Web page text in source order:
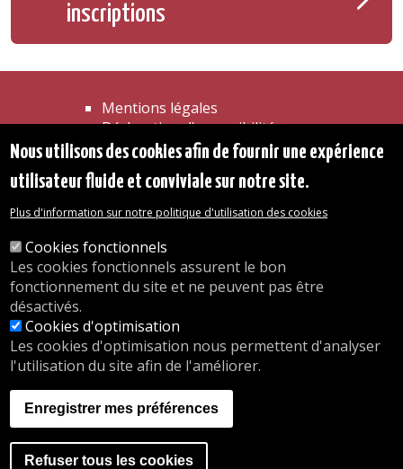
inscriptions
Mentions légales
Déclaration d'accessibilité
Transparence
Les services de l'administration
Organigramme
© 2026 Commune d'Auderghem
Rue Emile Idiers 12 - 1160 Auderghem
Tel. : 02/676.48.11.
Nos heures d'ouverture
Inscriptions en crèche
nous.auderghem.be
Activités parascolaires
Faire du sport
Nous utilisons des cookies afin de fournir une expérience
utilisateur fluide et conviviale sur notre site.
Plus d'information sur notre politique d'utilisation des cookies
Cookies fonctionnels
Les cookies fonctionnels assurent le bon
fonctionnement du site et ne peuvent pas être
désactivés.
Cookies d'optimisation
Les cookies d'optimisation nous permettent d'analyser
l'utilisation du site afin de l'améliorer.
Enregistrer mes préférences
Refuser tous les cookies